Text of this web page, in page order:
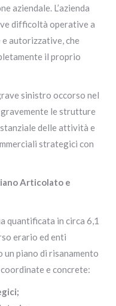
aziendale. L’azienda
difficoltà operative a
autorizzative, che
il proprio
sinistro occorso nel
le strutture
delle attività e
strategici con
Articolato e
quantificata in circa 6,1
erario ed enti
un piano di risanamento
e concrete: